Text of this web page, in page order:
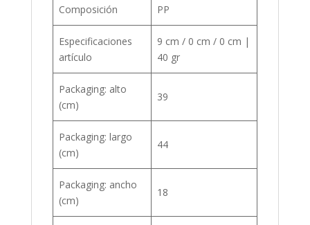
Composición PP
Especificaciones
artículo
9 cm / 0 cm / 0 cm |
40 gr
Packaging: alto
(cm)
39
Packaging: largo
(cm)
44
Packaging: ancho
(cm)
18